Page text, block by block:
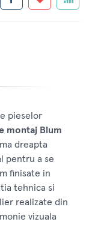
pieselor
montaj Blum
dreapta
pentru a se
finisate in
tehnica si
realizate din
vizuala